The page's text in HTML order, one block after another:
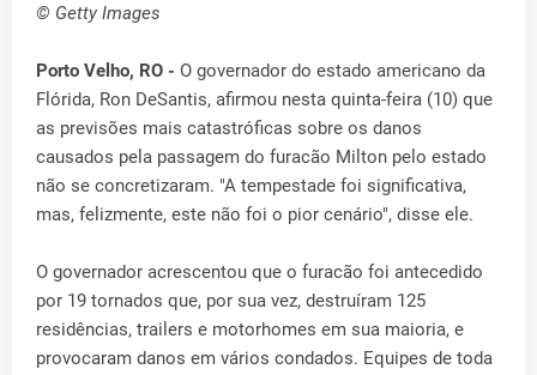
© Getty Images
Porto Velho, RO - O governador do estado americano da
Flórida, Ron DeSantis, afirmou nesta quinta-feira (10) que
as previsões mais catastróficas sobre os danos
causados pela passagem do furacão Milton pelo estado
não se concretizaram. "A tempestade foi significativa,
mas, felizmente, este não foi o pior cenário", disse ele.
O governador acrescentou que o furacão foi antecedido
por 19 tornados que, por sua vez, destruíram 125
residências, trailers e motorhomes em sua maioria, e
provocaram danos em vários condados. Equipes de toda